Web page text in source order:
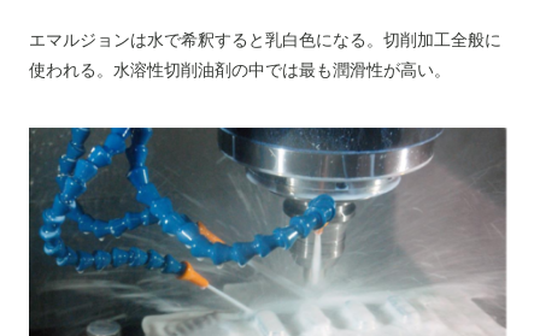
エマルジョンは水で希釈すると乳白色になる。切削加工全般に
使われる。水溶性切削油剤の中では最も潤滑性が高い。